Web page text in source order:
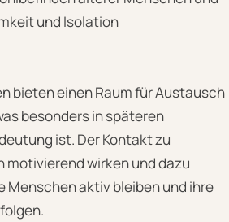
und Isolation
bieten einen Raum für Austausch
besonders in späteren
ist. Der Kontakt zu
motivierend wirken und dazu
Menschen aktiv bleiben und ihre